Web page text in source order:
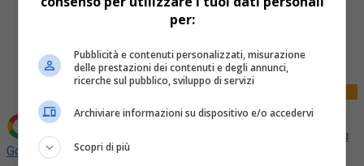
Aggiungi La Provincia di Biella come
Fonte preferita su
Google
per:
Pubblicità e contenuti personalizzati, misurazione
delle prestazioni dei contenuti e degli annunci,
ricerche sul pubblico, sviluppo di servizi
Archiviare informazioni su dispositivo e/o accedervi
Scopri di più